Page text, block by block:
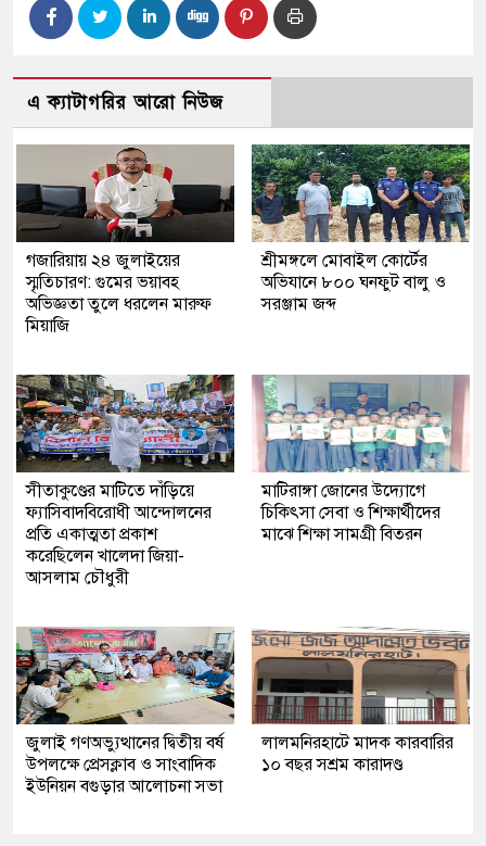
এ ক্যাটাগরির আরো নিউজ
গজারিয়ায় ২৪ জুলাইয়ের
স্মৃতিচারণ: গুমের ভয়াবহ
অভিজ্ঞতা তুলে ধরলেন মারুফ
মিয়াজি
শ্রীমঙ্গলে মোবাইল কোর্টের
অভিযানে ৮০০ ঘনফুট বালু ও
সরঞ্জাম জব্দ
সীতাকুণ্ডের মাটিতে দাঁড়িয়ে
ফ্যাসিবাদবিরোধী আন্দোলনের
প্রতি একাত্মতা প্রকাশ
করেছিলেন খালেদা জিয়া-
আসলাম চৌধুরী
মাটিরাঙ্গা জোনের উদ্যোগে
চিকিৎসা সেবা ও শিক্ষার্থীদের
মাঝে শিক্ষা সামগ্রী বিতরন
জুলাই গণঅভ্যুত্থানের দ্বিতীয় বর্ষ
উপলক্ষে প্রেসক্লাব ও সাংবাদিক
ইউনিয়ন বগুড়ার আলোচনা সভা
লালমনিরহাটে মাদক কারবারির
১০ বছর সশ্রম কারাদণ্ড